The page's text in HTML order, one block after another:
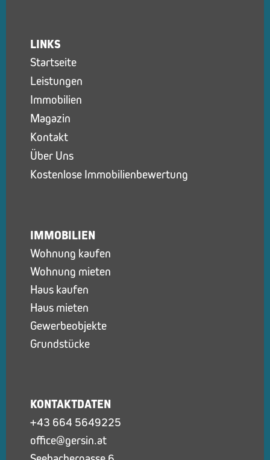
LINKS
Startseite
Leistungen
Immobilien
Magazin
Kontakt
Über Uns
Kostenlose Immobilienbewertung
IMMOBILIEN
Wohnung kaufen
Wohnung mieten
Haus kaufen
Haus mieten
Gewerbeobjekte
Grundstücke
KONTAKTDATEN
+43 664 5649225
office@gersin.at